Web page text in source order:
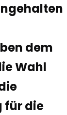
dem
Wahl
für die